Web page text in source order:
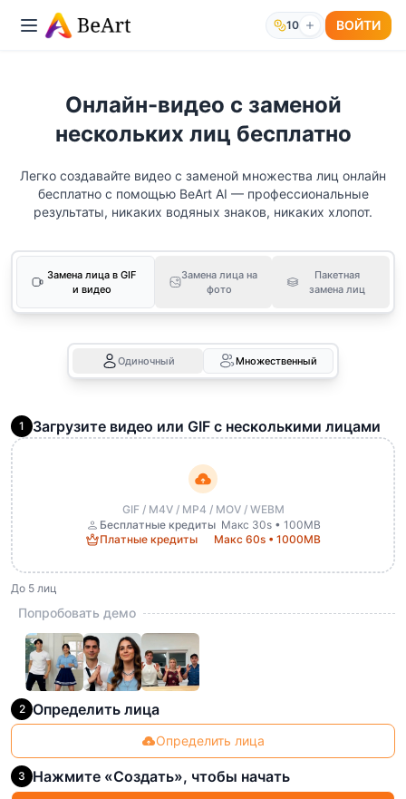
10 ВОЙТИ
Онлайн-видео с заменой
нескольких лиц бесплатно
Легко создавайте видео с заменой множества лиц онлайн
бесплатно с помощью BeArt AI — профессиональные
результаты, никаких водяных знаков, никаких хлопот.
Замена лица в GIF
и видео
Замена лица на
фото
Пакетная
замена лиц
Одиночный Множественный
1 Загрузите видео или GIF с несколькими лицами
GIF / M4V / MP4 / MOV / WEBM
Бесплатные кредиты Макс 30s • 100MB
Платные кредиты
Макс 60s • 1000MB
До 5 лиц
Попробовать демо
2 Определить лица
Определить лица
3 Нажмите «Создать», чтобы начать